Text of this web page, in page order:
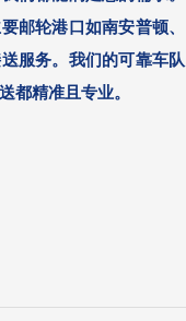
邮轮港口如南安普顿、
服务。我们的可靠车队
都精准且专业。